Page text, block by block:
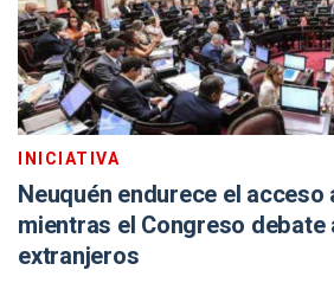
INICIATIVA
Neuquén endurece el
mientras el Congreso debate
extranjeros